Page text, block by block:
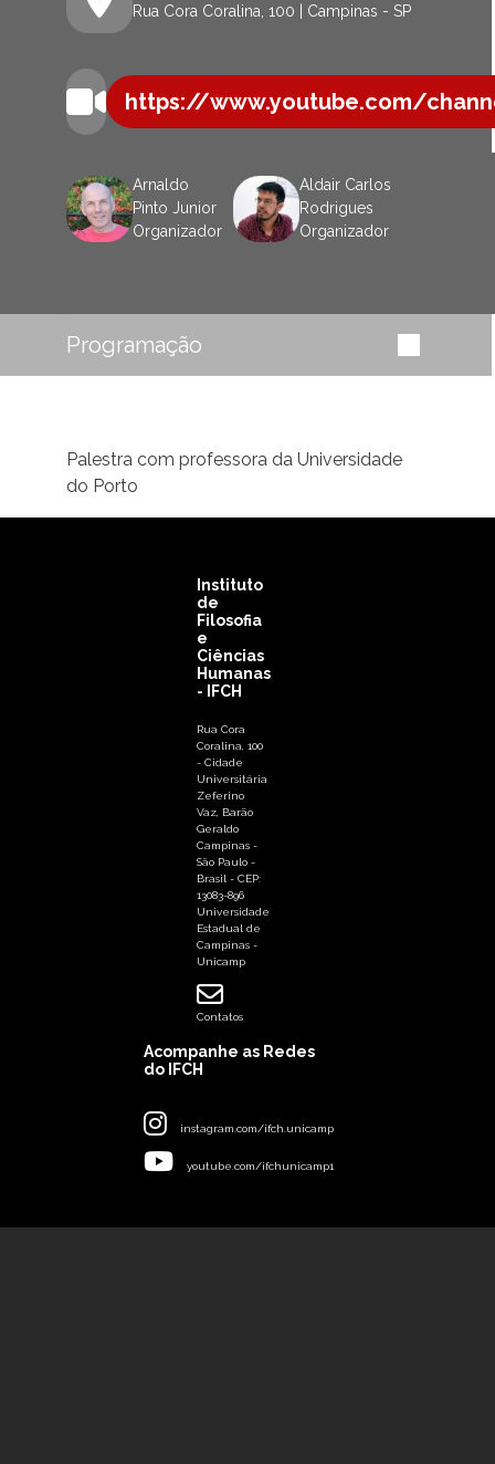
Rua Cora Coralina, 100 | Campinas - SP
https://www.youtube.com/
Arnaldo
Pinto Junior
Organizador
Aldair Carlos
Rodrigues
Organizador
Programação
Palestra com professora da Universidade
do Porto
Instituto
de
Filosofia
e
Ciências
Humanas
- IFCH
Rua Cora
Coralina, 100
- Cidade
Universitária
Zeferino
Vaz, Barão
Geraldo
Campinas -
São Paulo -
Brasil - CEP:
13083-896
Universidade
Estadual de
Campinas -
Unicamp
Contatos
Acompanhe as Redes
do IFCH
instagram.com/ifch.unicamp
youtube.com/ifchunicamp1